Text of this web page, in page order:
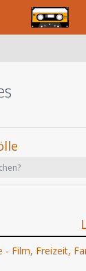
- Film, Freizeit,